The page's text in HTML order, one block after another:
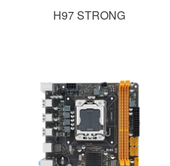
H97 STRONG